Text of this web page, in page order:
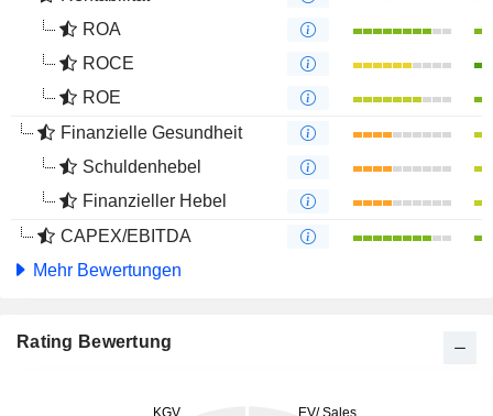
ROA
ROCE
ROE
Finanzielle Gesundheit
Schuldenhebel
Finanzieller Hebel
CAPEX/EBITDA
Mehr Bewertungen
Rating Bewertung